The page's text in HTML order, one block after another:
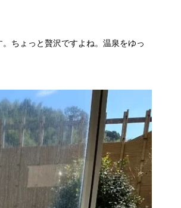
ちょっと贅沢ですよね。温泉をゆっ